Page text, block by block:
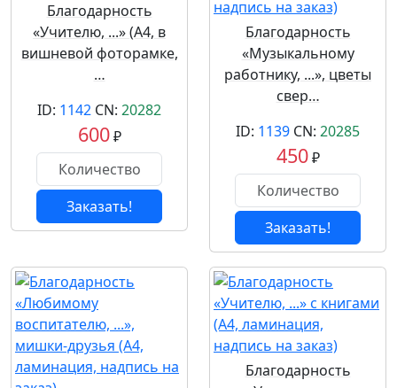
Благодарность
«Учителю, ...» (А4, в
вишневой фоторамке,
…
ID: 1142 CN: 20282
600₽
Заказать!
Благодарность
«Музыкальному
работнику, ...», цветы
свер…
ID: 1139 CN: 20285
450₽
Заказать!
Благодарность